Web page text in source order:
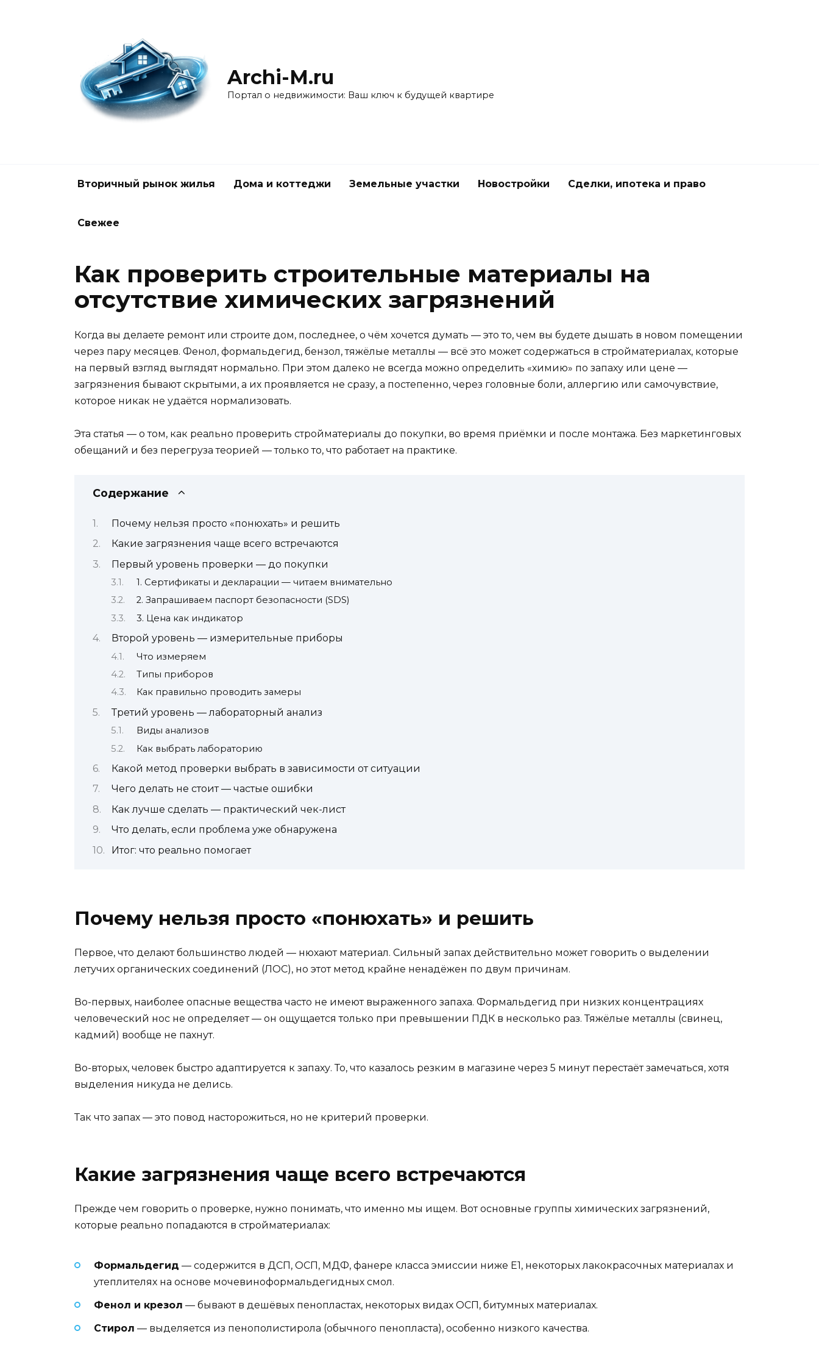
Archi-M.ru
Портал о недвижимости: Ваш ключ к будущей квартире
Вторичный рынок жилья Дома и коттеджи Земельные участки Новостройки Сделки, ипотека и право
Свежее
Как проверить строительные материалы на
отсутствие химических загрязнений
Когда вы делаете ремонт или строите дом, последнее, о чём хочется думать — это то, чем вы будете дышать в новом помещении
через пару месяцев. Фенол, формальдегид, бензол, тяжёлые металлы — всё это может содержаться в стройматериалах, которые
на первый взгляд выглядят нормально. При этом далеко не всегда можно определить «химию» по запаху или цене —
загрязнения бывают скрытыми, а их проявляется не сразу, а постепенно, через головные боли, аллергию или самочувствие,
которое никак не удаётся нормализовать.
Эта статья — о том, как реально проверить стройматериалы до покупки, во время приёмки и после монтажа. Без маркетинговых
обещаний и без перегруза теорией — только то, что работает на практике.
Содержание
Почему нельзя просто «понюхать» и решить
Какие загрязнения чаще всего встречаются
Первый уровень проверки — до покупки
1. Сертификаты и декларации — читаем внимательно
2. Запрашиваем паспорт безопасности (SDS)
3. Цена как индикатор
Второй уровень — измерительные приборы
Что измеряем
Типы приборов
Как правильно проводить замеры
Третий уровень — лабораторный анализ
Виды анализов
Как выбрать лабораторию
Какой метод проверки выбрать в зависимости от ситуации
Чего делать не стоит — частые ошибки
Как лучше сделать — практический чек-лист
Что делать, если проблема уже обнаружена
Итог: что реально помогает
Почему нельзя просто «понюхать» и решить
Первое, что делают большинство людей — нюхают материал. Сильный запах действительно может говорить о выделении
летучих органических соединений (ЛОС), но этот метод крайне ненадёжен по двум причинам.
Во-первых, наиболее опасные вещества часто не имеют выраженного запаха. Формальдегид при низких концентрациях
человеческий нос не определяет — он ощущается только при превышении ПДК в несколько раз. Тяжёлые металлы (свинец,
кадмий) вообще не пахнут.
Во-вторых, человек быстро адаптируется к запаху. То, что казалось резким в магазине через 5 минут перестаёт замечаться, хотя
выделения никуда не делись.
Так что запах — это повод насторожиться, но не критерий проверки.
Какие загрязнения чаще всего встречаются
Прежде чем говорить о проверке, нужно понимать, что именно мы ищем. Вот основные группы химических загрязнений,
которые реально попадаются в стройматериалах:
Формальдегид — содержится в ДСП, ОСП, МДФ, фанере класса эмиссии ниже Е1, некоторых лакокрасочных материалах и
утеплителях на основе мочевиноформальдегидных смол.
Фенол и крезол — бывают в дешёвых пенопластах, некоторых видах ОСП, битумных материалах.
Стирол — выделяется из пенополистирола (обычного пенопласта), особенно низкого качества.